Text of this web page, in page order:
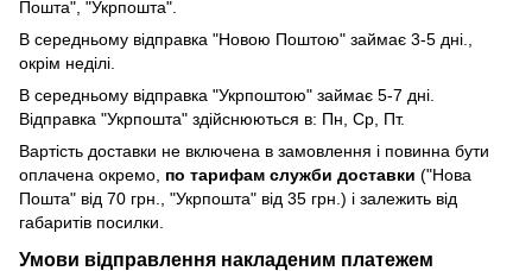
Пошта", "Укрпошта".
В середньому відправка "Новою Поштою" займає 3-5 дні.,
окрім неділі.
В середньому відправка "Укрпоштою" займає 5-7 дні.
Відправка "Укрпошта" здійснюються в: Пн, Ср, Пт.
Вартість доставки не включена в замовлення і повинна бути
оплачена окремо, по тарифам служби доставки ("Нова
Пошта" від 70 грн., "Укрпошта" від 35 грн.) і залежить від
габаритів посилки.
Умови відправлення накладеним платежем